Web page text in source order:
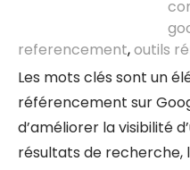
referencement,outils
Les mots clés sont un
référencement sur
d’améliorer la visibilité
résultats de recherche,